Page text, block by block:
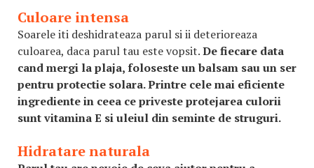
Culoare intensa
Soarele iti deshidrateaza parul si ii deterioreaza
culoarea, daca parul tau este vopsit.De fiecare data
cand mergi la plaja, foloseste un balsam sau un ser
pentru protectie solara. Printre cele mai eficiente
ingrediente in ceea ce priveste protejarea culorii
sunt vitamina E si uleiul din seminte de struguri.
Hidratare naturala